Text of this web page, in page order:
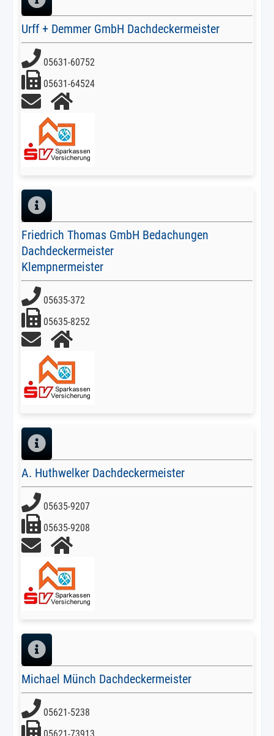
Urff + Demmer GmbH Dachdeckermeister
05631-60752
05631-64524
Friedrich Thomas GmbH Bedachungen
Dachdeckermeister
Klempnermeister
05635-372
05635-8252
A. Huthwelker Dachdeckermeister
05635-9207
05635-9208
Michael Münch Dachdeckermeister
05621-5238